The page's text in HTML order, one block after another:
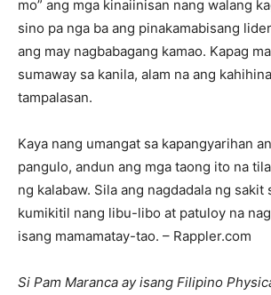
mo” ang mga kinaiinisan nang walang
sino pa nga ba ang pinakamabisang
ang may nagbabagang kamao. Kapag
sumaway sa kanila, alam na ang
tampalasan.
Kaya nang umangat sa kapangyarihan
pangulo, andun ang mga taong ito na
ng kalabaw. Sila ang nagdadala ng sakit
kumikitil nang libu-libo at patuloy na
isang mamamatay-tao. – Rappler.com
Si Pam Maranca ay isang Filipino